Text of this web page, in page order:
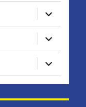
expandera
expandera
expandera